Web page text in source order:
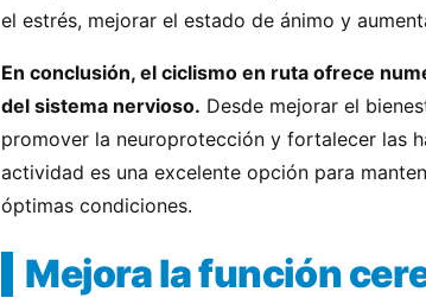
el estrés, mejorar el estado de ánimo y
En conclusión, el ciclismo en ruta ofrece
del sistema nervioso. Desde mejorar el
promover la neuroprotección y fortalecer las
actividad es una excelente opción para
óptimas condiciones.
Mejora la función